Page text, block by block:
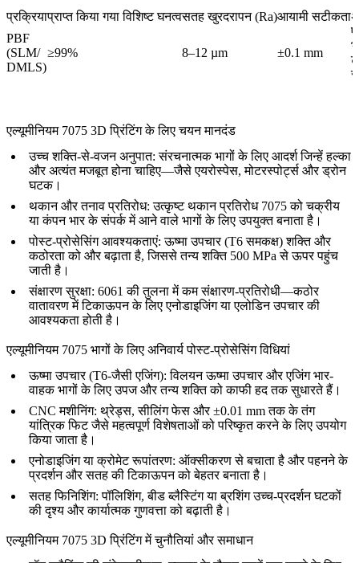
प्रक्रियाप्राप्त किया गया विशिष्ट घनत्वसतह खुरदरापन (Ra)आयामी सटीकता
PBF
(SLM/
DMLS)
≥99% 8–12 µm ±0.1 mm
एल्यूमीनियम 7075 3D प्रिंटिंग के लिए चयन मानदंड
उच्च शक्ति-से-वजन अनुपात: संरचनात्मक भागों के लिए आदर्श जिन्हें हल्का
और अत्यंत मजबूत होना चाहिए—जैसे एयरोस्पेस, मोटरस्पोर्ट्स और ड्रोन
घटक।
थकान और तनाव प्रतिरोध: उत्कृष्ट थकान प्रतिरोध 7075 को चक्रीय
या कंपन भार के संपर्क में आने वाले भागों के लिए उपयुक्त बनाता है।
पोस्ट-प्रोसेसिंग आवश्यकताएं: ऊष्मा उपचार (T6 समकक्ष) शक्ति और
कठोरता को और बढ़ाता है, जिससे तन्य शक्ति 500 MPa से ऊपर पहुंच
जाती है।
संक्षारण सुरक्षा: 6061 की तुलना में कम संक्षारण-प्रतिरोधी—कठोर
वातावरण में टिकाऊपन के लिए एनोडाइजिंग या एलोडिन उपचार की
आवश्यकता होती है।
एल्यूमीनियम 7075 भागों के लिए अनिवार्य पोस्ट-प्रोसेसिंग विधियां
ऊष्मा उपचार (T6-जैसी एजिंग): विलयन ऊष्मा उपचार और एजिंग भार-
वाहक भागों के लिए उपज और तन्य शक्ति को काफी हद तक सुधारते हैं।
CNC मशीनिंग: थ्रेड्स, सीलिंग फेस और ±0.01 mm तक के तंग
यांत्रिक फिट जैसे महत्वपूर्ण विशेषताओं को परिष्कृत करने के लिए उपयोग
किया जाता है।
एनोडाइजिंग या क्रोमेट रूपांतरण: ऑक्सीकरण से बचाता है और पहनने के
प्रदर्शन और सतह की टिकाऊपन को बेहतर बनाता है।
सतह फिनिशिंग: पॉलिशिंग, बीड ब्लैस्टिंग या ब्रशिंग उच्च-प्रदर्शन घटकों
की दृश्य और कार्यात्मक गुणवत्ता को बढ़ाती है।
एल्यूमीनियम 7075 3D प्रिंटिंग में चुनौतियां और समाधान